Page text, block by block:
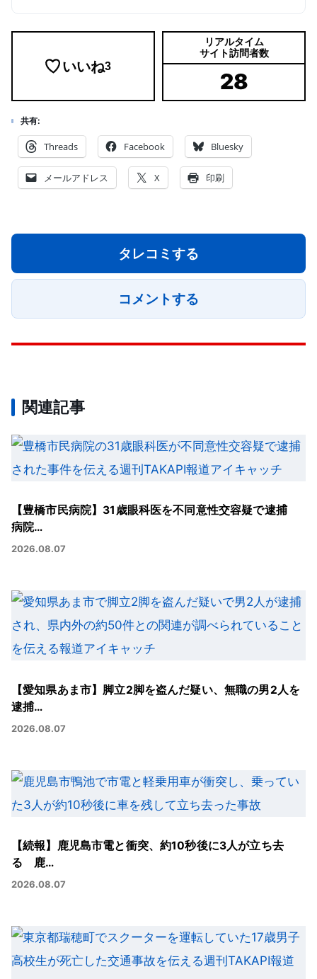
いいね3
リアルタイム
サイト訪問者数
28
共有:
Threads Facebook Bluesky
メールアドレス X 印刷
タレコミする
コメントする
関連記事
【豊橋市民病院】31歳眼科医を不同意性交容疑で逮捕
病院…
2026.08.07
【愛知県あま市】脚立2脚を盗んだ疑い、無職の男2人を
逮捕…
2026.08.07
【続報】鹿児島市電と衝突、約10秒後に3人が立ち去
る 鹿…
2026.08.07